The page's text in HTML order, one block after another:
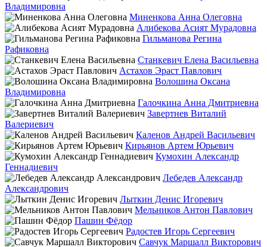
Владимировна
Миненкова Анна Олеговна
Алибекова Асият Мурадовна
Гильманова Регина
Рафиковна
Станкевич Елена Васильевна
Астахов Эраст Павлович
Волошина Оксана
Владимировна
Галочкина Анна Дмитриевна
Завертнев Виталий
Валериевич
Каленов Андрей Васильевич
Кирьянов Артем Юрьевич
Кумохин Александр
Геннадиевич
Лебедев Александр
Александрович
Лыткин Денис Игоревич
Мельников Антон Павлович
Пашин Фёдор
Радостев Игорь Сергеевич
Савчук Маршалл Викторович